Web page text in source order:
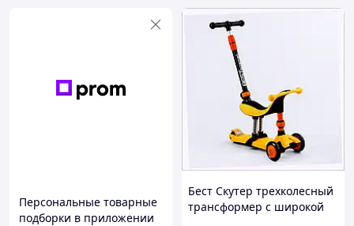
Персональные товарные
подборки в приложении
Бест Скутер трехколесный
трансформер с широкой